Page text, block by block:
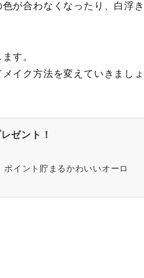
が合わなくなったり、白浮き
す。
イク方法を変えていきましょ
ゼント！
イント貯まるかわいいオーロ